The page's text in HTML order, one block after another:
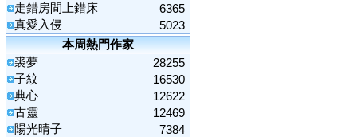
走錯房間上錯床
6365
真愛入侵
5023
本周熱門作家
裘夢
28255
子紋
16530
典心
12622
古靈
12469
陽光晴子
7384